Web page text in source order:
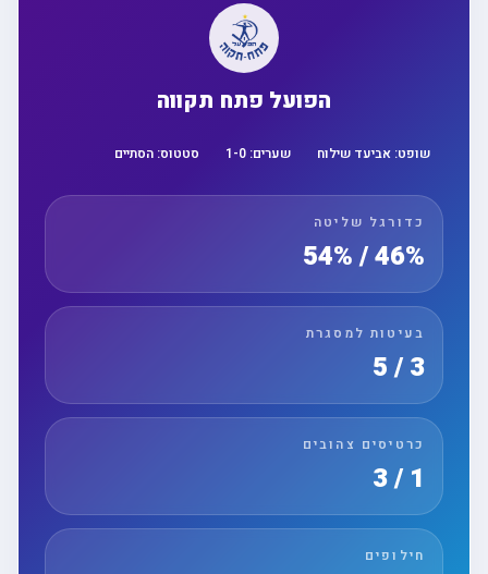
הפועל פתח תקווה
שופט:אביעד שילוח שערים: 1 -0 סטטוס:הסתיים
כדורגל שליטה
46% / 54%
בעיטות למסגרת
3 / 5
כרטיסים צהובים
חילופים